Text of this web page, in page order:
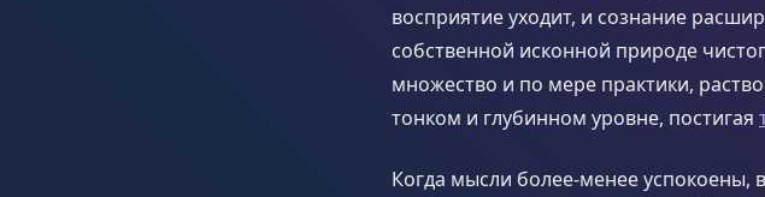
восприятие уходит, и сознание
собственной исконной природе
множество и по мере практики,
тонком и глубинном уровне, постигая
Когда мысли более-менее успокоены,